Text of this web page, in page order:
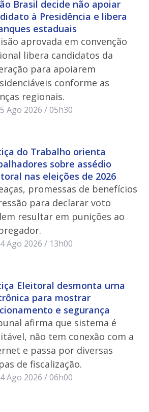
Brasil decide não apoiar
à Presidência e libera
estaduais
aprovada em convenção
libera candidatos da
para apoiarem
conforme as
regionais.
Ago 2026 / 05h30
do Trabalho orienta
sobre assédio
nas eleições de 2026
promessas de benefícios
para declarar voto
resultar em punições ao
Ago 2026 / 13h00
Eleitoral desmonta urna
para mostrar
e segurança
afirma que sistema é
não tem conexão com a
e passa por diversas
de fiscalização.
Ago 2026 / 06h00